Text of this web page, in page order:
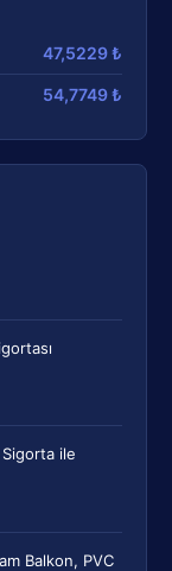
47,5229 ₺
54,7749 ₺
ile
Balkon, PVC